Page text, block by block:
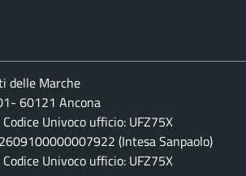
delle Marche
60121 Ancona
Univoco ufficio: UFZ75X
(Intesa Sanpaolo)
Univoco ufficio: UFZ75X